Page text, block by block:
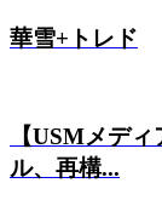
華雪+トレド
【USMメデ
ル、再構...